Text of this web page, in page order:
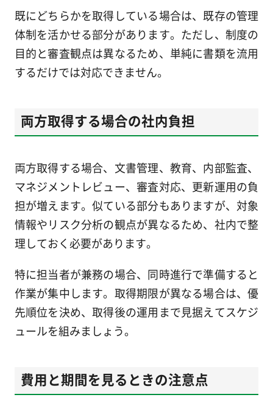
既にどちらかを取得している場合は、既存の管理
体制を活かせる部分があります。ただし、制度の
目的と審査観点は異なるため、単純に書類を流用
するだけでは対応できません。
両方取得する場合の社内負担
両方取得する場合、文書管理、教育、内部監査、
マネジメントレビュー、審査対応、更新運用の負
担が増えます。似ている部分もありますが、対象
情報やリスク分析の観点が異なるため、社内で整
理しておく必要があります。
特に担当者が兼務の場合、同時進行で準備すると
作業が集中します。取得期限が異なる場合は、優
先順位を決め、取得後の運用まで見据えてスケジ
ュールを組みましょう。
費用と期間を見るときの注意点